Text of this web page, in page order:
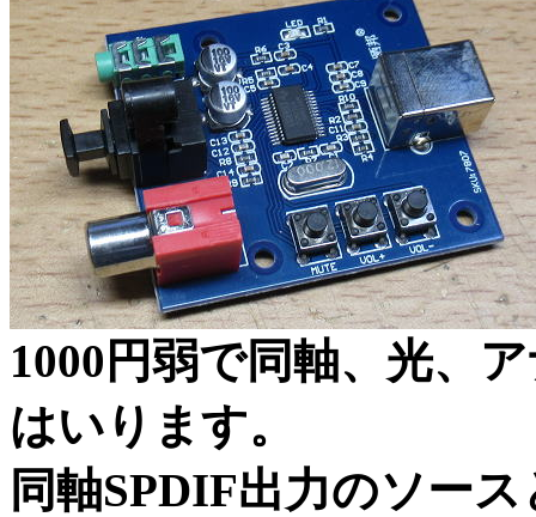
1000円弱で同軸、光、
はいります。
同軸SPDIF出力のソー